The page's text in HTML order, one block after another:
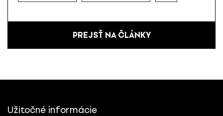
PREJSŤ NA ČLÁNKY
Užitočné informácie